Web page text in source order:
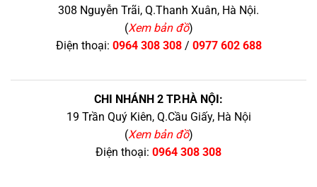
308 Nguyễn Trãi, Q.Thanh Xuân, Hà Nội.
(Xem bản đồ)
Điện thoại: 0964 308 308/ 0977 602 688
CHI NHÁNH 2 TP.HÀ NỘI:
19 Trần Quý Kiên, Q.Cầu Giấy, Hà Nội
(Xem bản đồ)
Điện thoại: 0964 308 308